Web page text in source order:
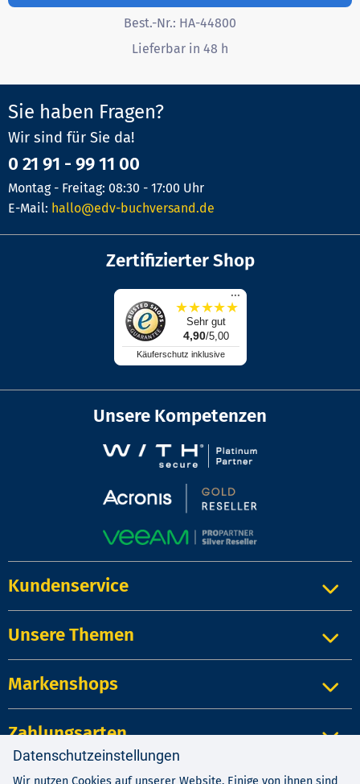
Best.-Nr.: HA-44800
Lieferbar in 48 h
Sie haben Fragen?
Wir sind für Sie da!
0 21 91 - 99 11 00
Montag - Freitag: 08:30 - 17:00 Uhr
E-Mail: hallo@edv-buchversand.de
Zertifizierter Shop
...
★★★★★
Sehr gut
4,90/5,00
Käuferschutz inklusive
Unsere Kompetenzen
Kundenservice
Unsere Themen
Markenshops
Zahlungsarten
Datenschutzeinstellungen
Wir nutzen Cookies auf unserer Website. Einige von ihnen sind